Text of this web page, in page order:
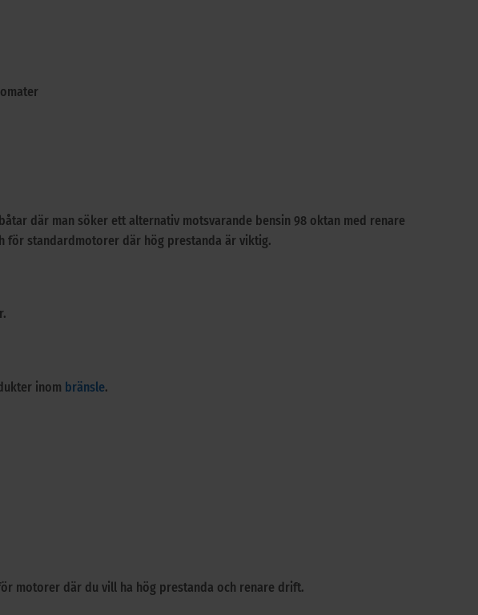
där man söker ett alternativ motsvarande bensin 98 oktan med renare
för standardmotorer där hög prestanda är viktig.
inom bränsle.
motorer där du vill ha hög prestanda och renare drift.